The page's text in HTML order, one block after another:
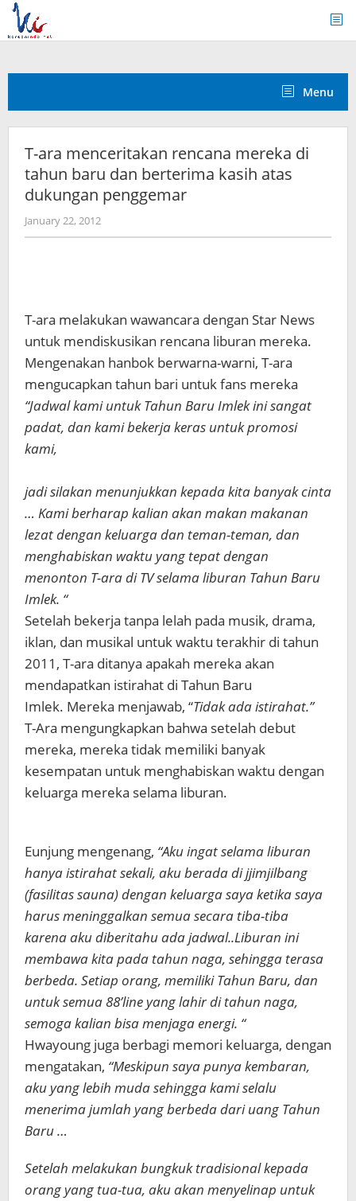
Skip
content
Menu
T-ara menceritakan rencana mereka di
tahun baru dan berterima kasih atas
dukungan penggemar
January 22, 2012by
Koreanindo
T-ara melakukan wawancara dengan Star News
untuk mendiskusikan rencana liburan mereka.
Mengenakan hanbok berwarna-warni, T-ara
mengucapkan tahun bari untuk fans mereka
“Jadwal kami untuk Tahun Baru Imlek ini sangat
padat, dan kami bekerja keras untuk promosi
kami,
jadi silakan menunjukkan kepada kita banyak cinta
… Kami berharap kalian akan makan makanan
lezat dengan keluarga dan teman-teman, dan
menghabiskan waktu yang tepat dengan
menonton T-ara di TV selama liburan Tahun Baru
Imlek. “
Setelah bekerja tanpa lelah pada musik, drama,
iklan, dan musikal untuk waktu terakhir di tahun
2011, T-ara ditanya apakah mereka akan
mendapatkan istirahat di Tahun Baru
Imlek. Mereka menjawab, “Tidak ada istirahat.”
T-Ara mengungkapkan bahwa setelah debut
mereka, mereka tidak memiliki banyak
kesempatan untuk menghabiskan waktu dengan
keluarga mereka selama liburan.
Eunjung mengenang, “Aku ingat selama liburan
hanya istirahat sekali, aku berada di jjimjilbang
(fasilitas sauna) dengan keluarga saya ketika saya
harus meninggalkan semua secara tiba-tiba
karena aku diberitahu ada jadwal..Liburan ini
membawa kita pada tahun naga, sehingga terasa
berbeda. Setiap orang, memiliki Tahun Baru, dan
untuk semua 88’line yang lahir di tahun naga,
semoga kalian bisa menjaga energi. “
Hwayoung juga berbagi memori keluarga, dengan
mengatakan, “Meskipun saya punya kembaran,
aku yang lebih muda sehingga kami selalu
menerima jumlah yang berbeda dari uang Tahun
Baru …
Setelah melakukan bungkuk tradisional kepada
orang yang tua-tua, aku akan menyelinap untuk